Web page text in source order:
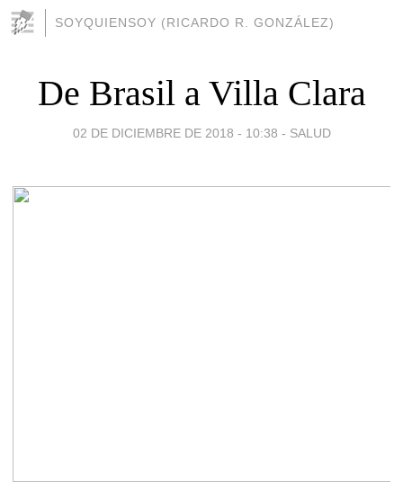
SOYQUIENSOY (RICARDO R. GONZÁLEZ)
De Brasil a Villa Clara
02 DE DICIEMBRE DE 2018 - 10:38 - SALUD